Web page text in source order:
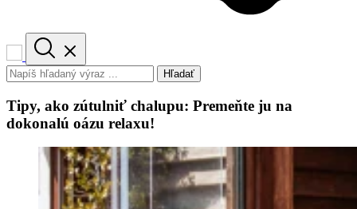
Hľadať
Tipy, ako zútulniť chalupu: Premeňte ju na
dokonalú oázu relaxu!